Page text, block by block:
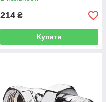
214 ₴
Купити